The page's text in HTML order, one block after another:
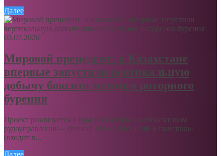
Далее
03.07.2026
Мировой прецедент: в Казахстане
впервые запустили вертикальную
добычу боксита методом роторного
бурения
Проект реализуется в Краснооктябрьском бокситовом
рудоуправлении – филиал АО «Алюминий Казахстана»
(входит в...
Далее